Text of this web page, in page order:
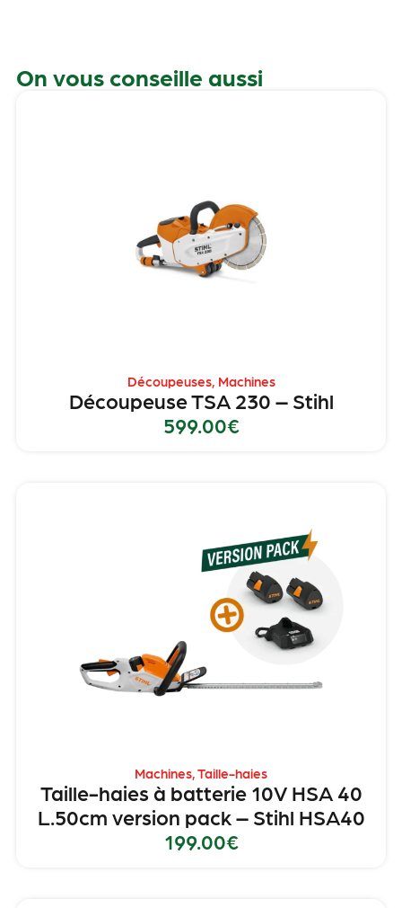
On vous conseille aussi
Découpeuses, Machines
Découpeuse TSA 230 – Stihl
599.00€
Machines,Taille-haies
Taille-haies à batterie 10V HSA 40
L.50cm version pack – Stihl HSA40
199.00€